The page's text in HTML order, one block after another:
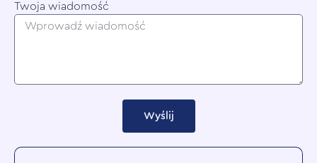
Twoja wiadomość
Wyślij